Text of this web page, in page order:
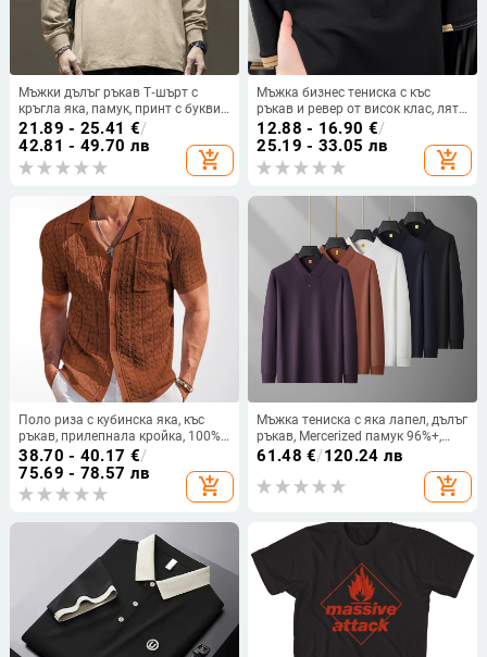
Мъжки дълъг ръкав Т‑шърт с
кръгла яка, памук, принт с букви,
голям размер, стилен базов топ
за есенно-зимния сезон.
21.89 - 25.41 €/
42.81 - 49.70 лв
add_shopping_cart
Мъжка бизнес тениска с къс
ръкав и ревер от висок клас, лято
2025, нова ежедневна,
универсална, свободна поло
риза за мъже
12.88 - 16.90 €/
25.19 - 33.05 лв
add_shopping_cart
Поло риза с кубинска яка, къс
ръкав, прилепнала кройка, 100%
вискоза
38.70 - 40.17 €/
75.69 - 78.57 лв
add_shopping_cart
Мъжка тениска с яка лапел, дълъг
ръкав, Mercerized памук 96%+,
класически модел.
61.48 €/120.24 лв
add_shopping_cart